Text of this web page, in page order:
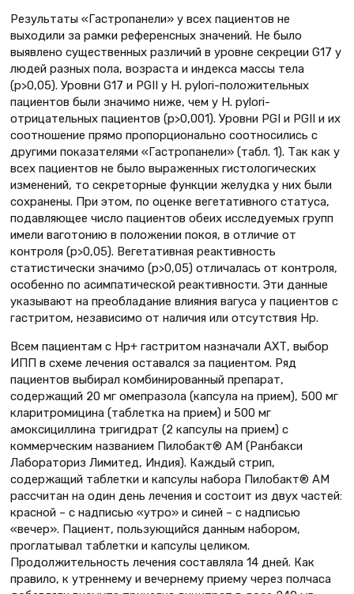
Результаты «Гастропанели» у всех пациентов не
выходили за рамки референсных значений. Не было
выявлено существенных различий в уровне секреции G17 у
людей разных пола, возраста и индекса массы тела
(p>0,05). Уровни G17 и PGII у H. pylori-положительных
пациентов были значимо ниже, чем у H. pylori-
отрицательных пациентов (p>0,001). Уровни PGI и PGII и их
соотношение прямо пропорционально соотносились с
другими показателями «Гастропанели» (табл. 1). Так как у
всех пациентов не было выраженных гистологических
изменений, то секреторные функции желудка у них были
сохранены. При этом, по оценке вегетативного статуса,
подавляющее число пациентов обеих исследуемых групп
имели ваготонию в положении покоя, в отличие от
контроля (p>0,05). Вегетативная реактивность
статистически значимо (p>0,05) отличалась от контроля,
особенно по асимпатической реактивности. Эти данные
указывают на преобладание влияния вагуса у пациентов с
гастритом, независимо от наличия или отсутствия Нр.
Всем пациентам с Нр+ гастритом назначали АХТ, выбор
ИПП в схеме лечения оставался за пациентом. Ряд
пациентов выбирал комбинированный препарат,
содержащий 20 мг омепразола (капсула на прием), 500 мг
кларитромицина (таблетка на прием) и 500 мг
амоксициллина тригидрат (2 капсулы на прием) с
коммерческим названием Пилобакт® АМ (Ранбакси
Лабораториз Лимитед, Индия). Каждый стрип,
содержащий таблетки и капсулы набора Пилобакт® АМ
рассчитан на один день лечения и состоит из двух частей:
красной – с надписью «утро» и синей – с надписью
«вечер». Пациент, пользующийся данным набором,
проглатывал таблетки и капсулы целиком.
Продолжительность лечения составляла 14 дней. Как
правило, к утреннему и вечернему приему через полчаса